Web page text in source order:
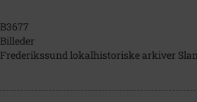
B3677
Billeder
Frederikssund lokalhistoriske arkiver